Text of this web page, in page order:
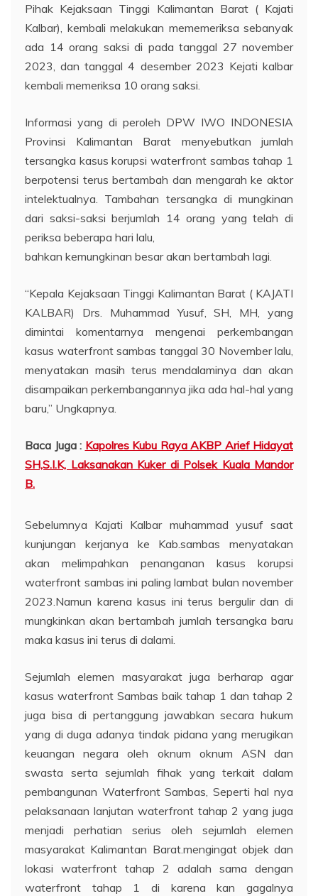
Pihak Kejaksaan Tinggi Kalimantan Barat ( Kajati
Kalbar), kembali melakukan mememeriksa sebanyak
ada 14 orang saksi di pada tanggal 27 november
2023, dan tanggal 4 desember 2023 Kejati kalbar
kembali memeriksa 10 orang saksi.
Informasi yang di peroleh DPW IWO INDONESIA
Provinsi Kalimantan Barat menyebutkan jumlah
tersangka kasus korupsi waterfront sambas tahap 1
berpotensi terus bertambah dan mengarah ke aktor
intelektualnya. Tambahan tersangka di mungkinan
dari saksi-saksi berjumlah 14 orang yang telah di
periksa beberapa hari lalu,
bahkan kemungkinan besar akan bertambah lagi.
“Kepala Kejaksaan Tinggi Kalimantan Barat ( KAJATI
KALBAR) Drs. Muhammad Yusuf, SH, MH, yang
dimintai komentarnya mengenai perkembangan
kasus waterfront sambas tanggal 30 November lalu,
menyatakan masih terus mendalaminya dan akan
disampaikan perkembangannya jika ada hal-hal yang
baru,” Ungkapnya.
Baca Juga : Kapolres Kubu Raya AKBP Arief Hidayat
SH,S.I.K, Laksanakan Kuker di Polsek Kuala Mandor
B.
Sebelumnya Kajati Kalbar muhammad yusuf saat
kunjungan kerjanya ke Kab.sambas menyatakan
akan melimpahkan penanganan kasus korupsi
waterfront sambas ini paling lambat bulan november
2023.Namun karena kasus ini terus bergulir dan di
mungkinkan akan bertambah jumlah tersangka baru
maka kasus ini terus di dalami.
Sejumlah elemen masyarakat juga berharap agar
kasus waterfront Sambas baik tahap 1 dan tahap 2
juga bisa di pertanggung jawabkan secara hukum
yang di duga adanya tindak pidana yang merugikan
keuangan negara oleh oknum oknum ASN dan
swasta serta sejumlah fihak yang terkait dalam
pembangunan Waterfront Sambas, Seperti hal nya
pelaksanaan lanjutan waterfront tahap 2 yang juga
menjadi perhatian serius oleh sejumlah elemen
masyarakat Kalimantan Barat.mengingat objek dan
lokasi waterfront tahap 2 adalah sama dengan
waterfront tahap 1 di karena kan gagalnya